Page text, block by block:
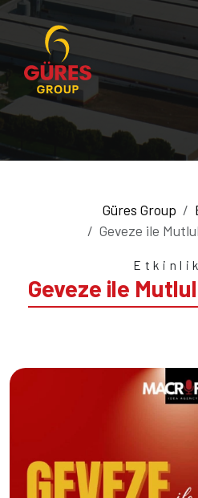
Güres Group
Geveze ile
Geveze ile